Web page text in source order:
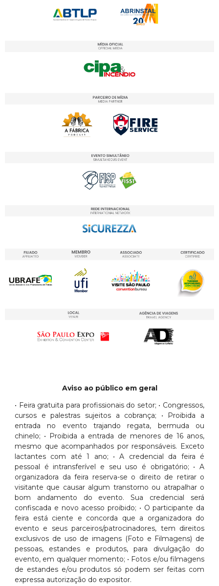
Aviso ao público em geral
• Feira gratuita para profissionais do setor; • Congressos,
cursos e palestras sujeitos a cobrança; • Proibida a
entrada no evento trajando regata, bermuda ou
chinelo; • Proibida a entrada de menores de 16 anos,
mesmo que acompanhados por responsáveis. Exceto
lactantes com até 1 ano; • A credencial da feira é
pessoal é intransferível e seu uso é obrigatório; • A
organizadora da feira reserva-se o direito de retirar o
visitante que causar algum transtorno ou atrapalhar o
bom andamento do evento. Sua credencial será
confiscada e novo acesso proibido; • O participante da
feira está ciente e concorda que a organizadora do
evento e seus parceiros/patrocinadores, tem direitos
exclusivos de uso de imagens (Foto e Filmagens) de
pessoas, estandes e produtos, para divulgação do
evento, em qualquer momento; • Fotos e/ou filmagens
de estandes e/ou produtos só podem ser feitas com
expressa autorização do expositor.